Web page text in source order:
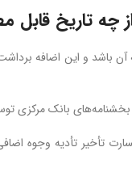
چه تاریخ قابل
باشد و این اضافه
بانک مرکزی
تأخیر تأدیه وجوه